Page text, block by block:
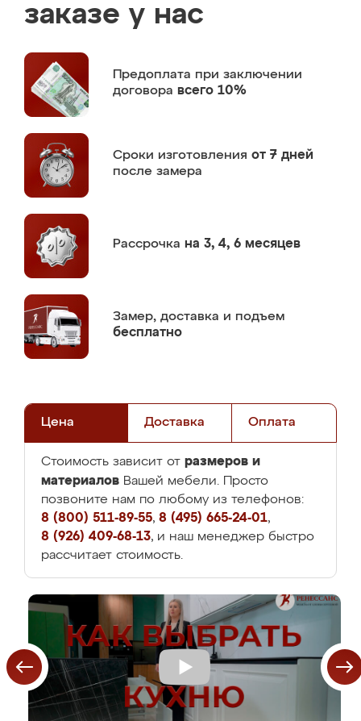
заказе у нас
Предоплата при заключении
договора всего 10%
Сроки изготовления от 7 дней
после замера
Рассрочка на 3, 4, 6 месяцев
Замер, доставка и подъем
бесплатно
Цена Доставка Оплата
Стоимость зависит от размеров и
материалов Вашей мебели. Просто
позвоните нам по любому из телефонов:
8 (800) 511-89-55, 8 (495) 665-24-01,
8 (926) 409-68-13, и наш менеджер быстро
рассчитает стоимость.